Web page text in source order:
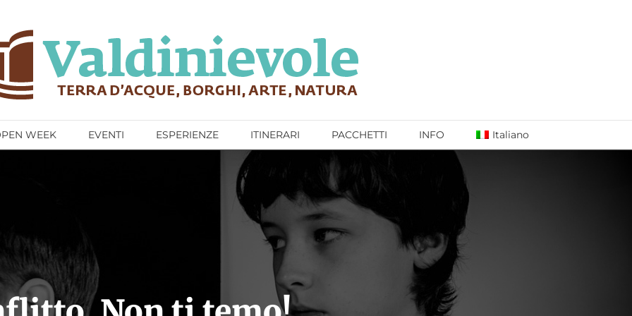
WEEK EVENTI ESPERIENZE ITINERARI PACCHETTI INFO Italiano